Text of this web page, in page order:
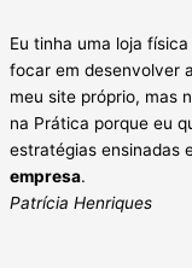
Eu tinha uma loja
focar em desenvolver
meu site próprio, mas
na Prática porque eu
estratégias ensinadas
empresa.
Patrícia Henriques